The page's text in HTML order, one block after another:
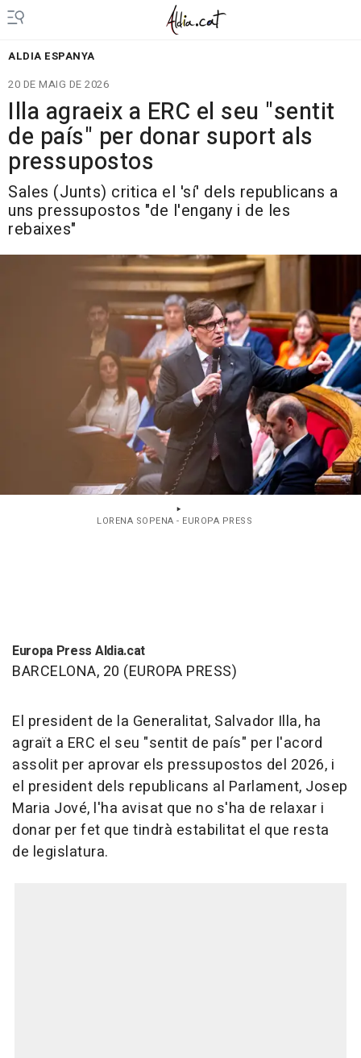
ALDIA ESPANYA
20 DE MAIG DE 2026
Illa agraeix a ERC el seu "sentit
de país" per donar suport als
pressupostos
Sales (Junts) critica el 'sí' dels republicans a
uns pressupostos "de l'engany i de les
rebaixes"
LORENA SOPENA - EUROPA PRESS
Europa Press Aldia.cat
BARCELONA, 20 (EUROPA PRESS)
El president de la Generalitat, Salvador Illa, ha
agraït a ERC el seu "sentit de país" per l'acord
assolit per aprovar els pressupostos del 2026, i
el president dels republicans al Parlament, Josep
Maria Jové, l'ha avisat que no s'ha de relaxar i
donar per fet que tindrà estabilitat el que resta
de legislatura.